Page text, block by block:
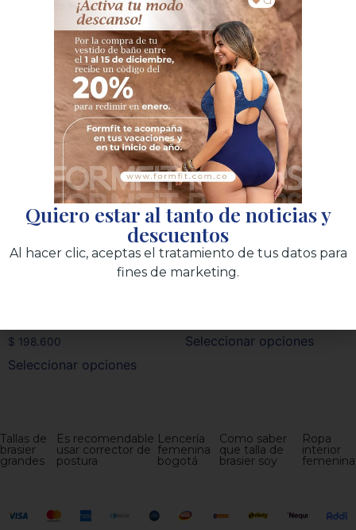
Brasier largo corrector de
postura tiranta acolchada
$ 198.600
Seleccionar opciones
Camiseta control con
copa
Seleccionar opciones
Tallas de
brasier
grandes
Es recomendable
usar corrector de
postura
Lencería
femenina
bogotá
Como saber
que talla de
brasier soy
Ropa
interior
femenina
Quiero estar al tanto de noticias y
descuentos
Al hacer clic, aceptas el tratamiento de tus datos para
fines de marketing.